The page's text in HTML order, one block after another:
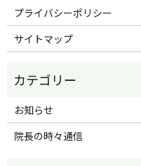
プライバシーポリシー
サイトマップ
お知らせ
院長の時々通信